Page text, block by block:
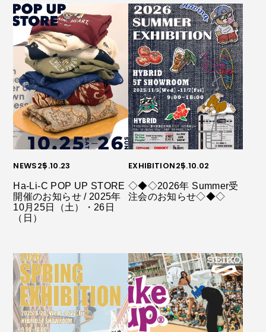
NEWS25.10.23
Ha-Li-C POP UP STORE
開催のお知らせ / 2025年
10月25日（土）・26日
（日）
EXHIBITION25.10.02
◇◆◇2026年 Summer受
注会のお知らせ◇◆◇